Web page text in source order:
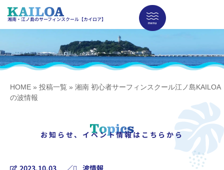
湘南・江ノ島のサーフィンスクール【カイロア】
HOME » 投稿一覧 » 湘南 初心者サーフィンスクール江ノ島KAILOA
の波情報
お知らせ、イベント情報はこちらから